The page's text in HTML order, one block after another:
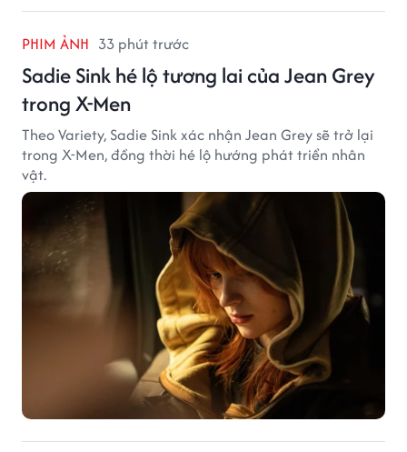
PHIM ẢNH 33 phút trước
Sadie Sink hé lộ tương lai của Jean Grey
trong X-Men
Theo Variety, Sadie Sink xác nhận Jean Grey sẽ trở lại
trong X-Men, đồng thời hé lộ hướng phát triển nhân
vật.